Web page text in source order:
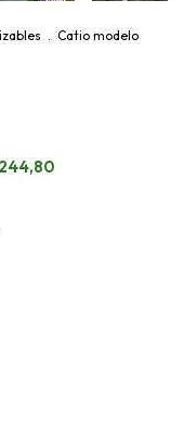
. Catio modelo